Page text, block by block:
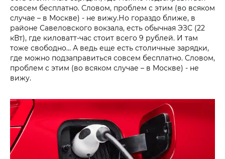
совсем бесплатно. Словом, проблем с этим (во всяком
случае – в Москве) - не вижу.Но гораздо ближе, в
районе Савеловского вокзала, есть обычная ЭЗС (22
кВт), где киловатт-час стоит всего 9 рублей. И там
тоже свободно… А ведь еще есть столичные зарядки,
где можно подзаправиться совсем бесплатно. Словом,
проблем с этим (во всяком случае – в Москве) - не
вижу.